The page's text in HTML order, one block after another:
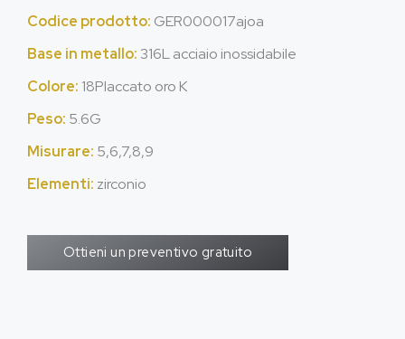
Codice prodotto: GER000017ajoa
Base in metallo: 316L acciaio inossidabile
Colore: 18Placcato oro K
Peso: 5.6G
Misurare: 5,6,7,8,9
Elementi: zirconio
Ottieni un preventivo gratuito